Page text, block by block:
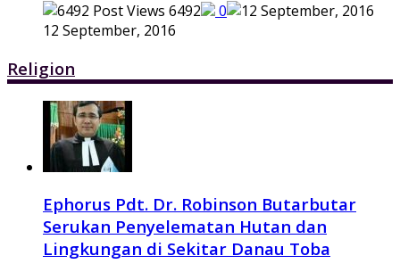
6492
0
12 September, 2016
Religion
Ephorus Pdt. Dr. Robinson Butarbutar
Serukan Penyelematan Hutan dan
Lingkungan di Sekitar Danau Toba